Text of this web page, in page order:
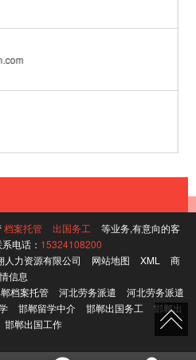
档案托管 出国务工
等业务,有意向的客
电话： 15324108200
人力资源有限公司 网站地图 XML
商
情信息
档案托管 河北劳务派遣
河北劳务派遣
邯郸留学中介 邯郸出国务工
邯郸出
邯郸出国工作